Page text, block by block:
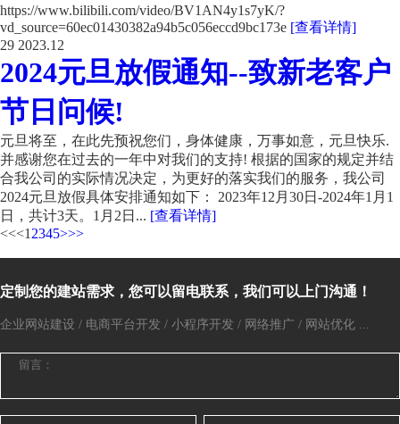
https://www.bilibili.com/video/BV1AN4y1s7yK/?
vd_source=60ec01430382a94b5c056eccd9bc173e [查看详情]
29 2023.12
2024元旦放假通知--致新老客户
节日问候!
元旦将至，在此先预祝您们，身体健康，万事如意，元旦快乐.
并感谢您在过去的一年中对我们的支持! 根据的国家的规定并结
合我公司的实际情况决定，为更好的落实我们的服务，我公司
2024元旦放假具体安排通知如下： 2023年12月30日-2024年1月1
日，共计3天。1月2日... [查看详情]
<<<1 2345>>>
定制您的建站需求，您可以留电联系，我们可以上门沟通！
企业网站建设 / 电商平台开发 / 小程序开发 / 网络推广 / 网站优化 ...